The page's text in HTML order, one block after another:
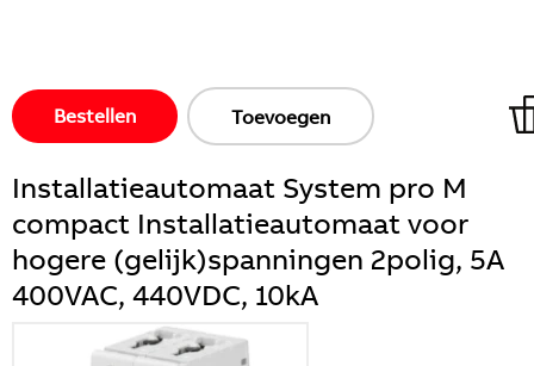
Bestellen Toevoegen
Installatieautomaat System pro M
compact Installatieautomaat voor
hogere (gelijk)spanningen 2polig, 5A
400VAC, 440VDC, 10kA